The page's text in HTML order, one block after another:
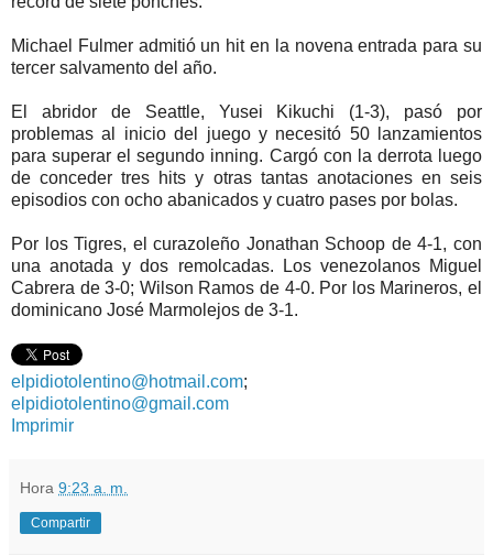
Michael Fulmer admitió un hit en la novena entrada para su
tercer salvamento del año.
El abridor de Seattle, Yusei Kikuchi (1-3), pasó por
problemas al inicio del juego y necesitó 50 lanzamientos
para superar el segundo inning. Cargó con la derrota luego
de conceder tres hits y otras tantas anotaciones en seis
episodios con ocho abanicados y cuatro pases por bolas.
Por los Tigres, el curazoleño Jonathan Schoop de 4-1, con
una anotada y dos remolcadas. Los venezolanos Miguel
Cabrera de 3-0; Wilson Ramos de 4-0. Por los Marineros, el
dominicano José Marmolejos de 3-1.
elpidiotolentino@hotmail.com;
elpidiotolentino@gmail.com
Imprimir
Hora 9:23 a. m.
Compartir